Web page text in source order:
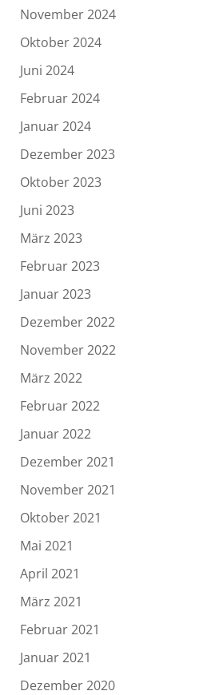
November 2024
Oktober 2024
Juni 2024
Februar 2024
Januar 2024
Dezember 2023
Oktober 2023
Juni 2023
März 2023
Februar 2023
Januar 2023
Dezember 2022
November 2022
März 2022
Februar 2022
Januar 2022
Dezember 2021
November 2021
Oktober 2021
Mai 2021
April 2021
März 2021
Februar 2021
Januar 2021
Dezember 2020